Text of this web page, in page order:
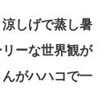
しげで蒸し暑
ーな世界観が
がハハコで一